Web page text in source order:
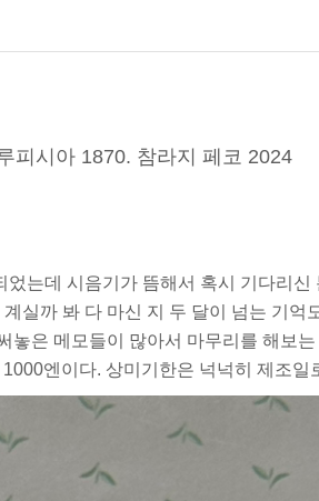
피시아 1870. 참라지 페코 2024
었는데 시음기가 뜸해서 혹시 기다리
실까 봐 다 마신 지 두 달이 넘는 기억
놓은 메모들이 많아서 마무리를 해보
엔이다. 상미기한은 넉넉히 제조일